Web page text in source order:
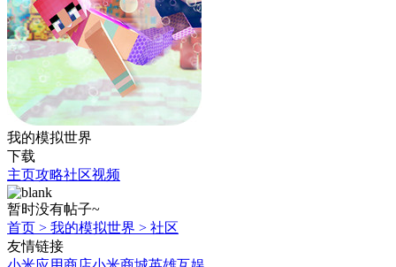
我的模拟世界
下载
主页攻略社区视频
暂时没有帖子~
首页 > 我的模拟世界 > 社区
友情链接